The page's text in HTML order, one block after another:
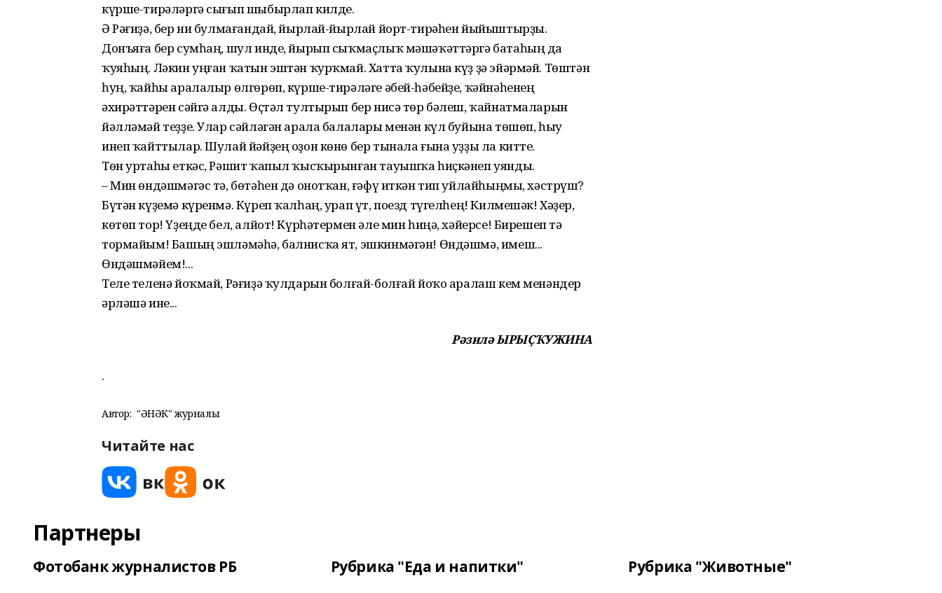
күрше-тирәләргә сығып шыбырлап килде.
Ә Рәғиҙә, бер ни булмағандай, йырлай-йырлай йорт-тирәһен йыйыштырҙы.
Донъяға бер сумһаң, шул инде, йырып сыҡ­маҫлыҡ мәшәҡәттәргә батаһың да
ҡуяһың. Ләкин уңған ҡатын эштән ҡурҡмай. Хатта ҡулына күҙ ҙә эйәрмәй. Төштән
һуң, ҡайһы аралалыр өлгөрөп, күрше-ти­рәләге әбей-һәбейҙе, ҡәйнә­һенең
әхирәттәрен сәйгә алды. Өҫтәл тултырып бер нисә төр бәлеш, ҡайнатмаларын
йәл­ләмәй теҙҙе. Улар сәйләгән арала балалары менән күл буйына төшөп, һыу
инеп ҡайт­тылар. Шулай йәйҙең оҙон көнө бер тынала ғына уҙҙы ла китте.
Төн уртаһы еткәс, Рәшит ҡапыл ҡысҡырынған тауышҡа һиҫкәнеп уянды.
– Мин өндәшмәгәс тә, бөтәһен дә онотҡан, ғәфү иткән тип уй­лайһыңмы, хәстрүш?
Бүтән кү­ҙе­мә күренмә. Күреп ҡалһаң, урап үт, поезд түгелһең! Кил­мешәк! Хәҙер,
көтөп тор! Үҙеңде бел, алйот! Күрһәтермен әле мин һиңә, хәйерсе! Бирешеп тә
тормайым! Башың эшләмәһә, бал­нисҡа ят, эшкинмәгән! Өндәшмә, имеш...
Өндәшмәйем!...
Теле теленә йоҡмай, Рәғиҙә ҡулдарын болғай-болғай йоҡо аралаш кем менәндер
әрләшә ине...
Рәзилә ЫРЫҪҠУЖИНА
.
Автор: "ҺӘНӘК" журналы
Читайте нас
Партнеры
Фотобанк журналистов РБ Рубрика "Еда и напитки" Рубрика "Животные"